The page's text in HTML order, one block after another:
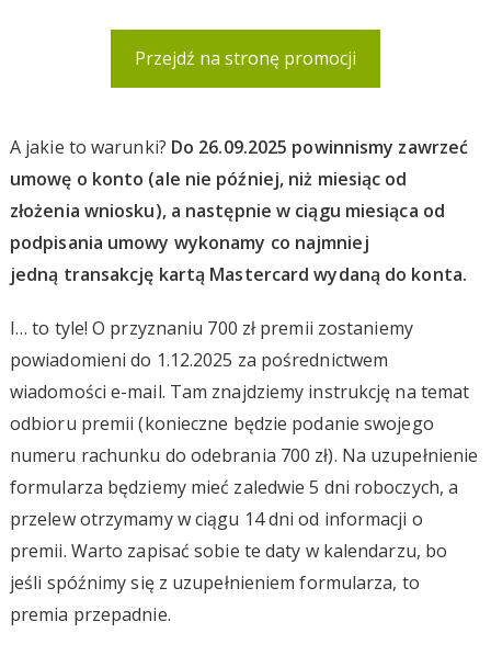
Przejdź na stronę promocji
A jakie to warunki? Do 26.09.2025 powinnismy zawrzeć
umowę o konto (ale nie później, niż miesiąc od
złożenia wniosku), a następnie w ciągu miesiąca od
podpisania umowy wykonamy co najmniej
jedną transakcję kartą Mastercard wydaną do konta.
I… to tyle! O przyznaniu 700 zł premii zostaniemy
powiadomieni do 1.12.2025 za pośrednictwem
wiadomości e-mail. Tam znajdziemy instrukcję na temat
odbioru premii (konieczne będzie podanie swojego
numeru rachunku do odebrania 700 zł). Na uzupełnienie
formularza będziemy mieć zaledwie 5 dni roboczych, a
przelew otrzymamy w ciągu 14 dni od informacji o
premii. Warto zapisać sobie te daty w kalendarzu, bo
jeśli spóźnimy się z uzupełnieniem formularza, to
premia przepadnie.